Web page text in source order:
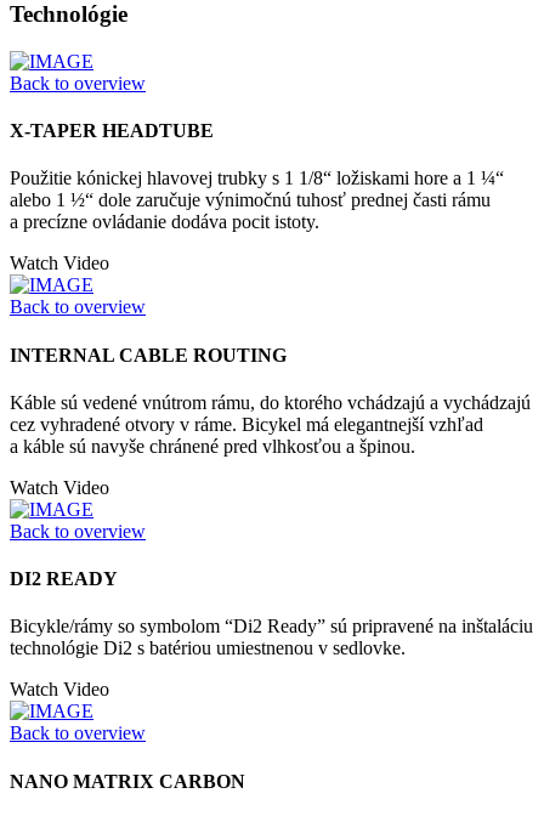
Technológie
Back to overview
X-TAPER HEADTUBE
Použitie kónickej hlavovej trubky s 1 1/8“ ložiskami hore a 1 ¼“
alebo 1 ½“ dole zaručuje výnimočnú tuhosť prednej časti rámu
a precízne ovládanie dodáva pocit istoty.
Watch Video
Back to overview
INTERNAL CABLE ROUTING
Káble sú vedené vnútrom rámu, do ktorého vchádzajú a vychádzajú
cez vyhradené otvory v ráme. Bicykel má elegantnejší vzhľad
a káble sú navyše chránené pred vlhkosťou a špinou.
Watch Video
Back to overview
DI2 READY
Bicykle/rámy so symbolom “Di2 Ready” sú pripravené na inštaláciu
technológie Di2 s batériou umiestnenou v sedlovke.
Watch Video
Back to overview
NANO MATRIX CARBON